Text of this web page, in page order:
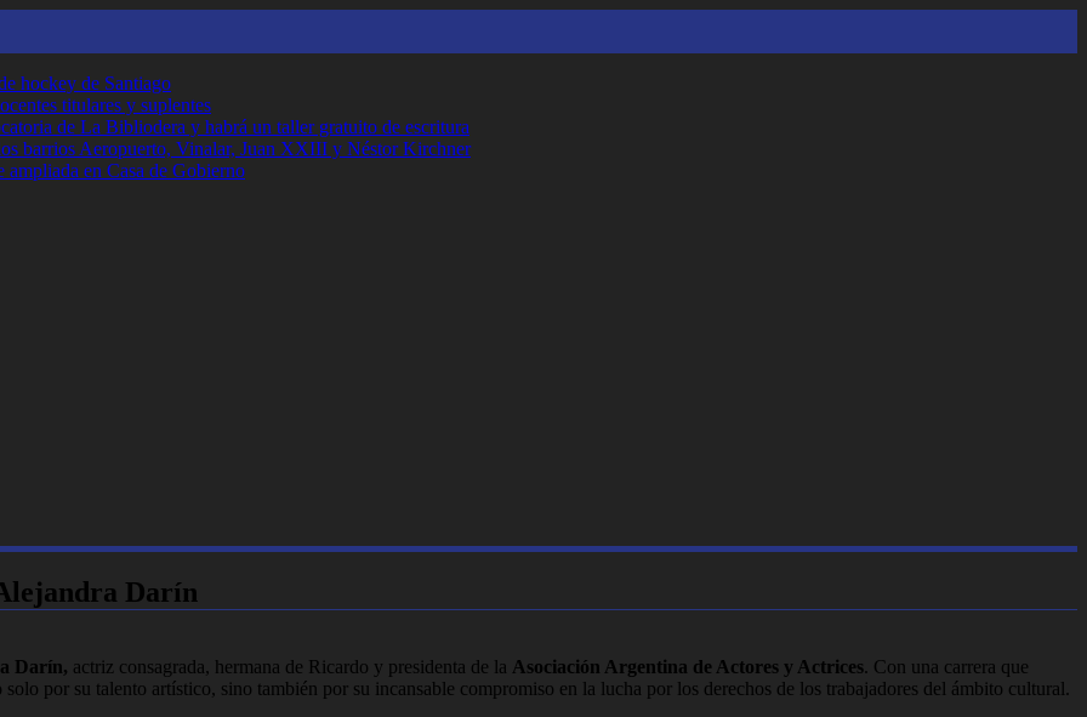
hockey de Santiago
titulares y suplentes
de La Bibliodera y habrá un taller gratuito de escritura
barrios Aeropuerto, Vinalar, Juan XXIII y Néstor Kirchner
en Casa de Gobierno
Darín
Darín, actriz consagrada, hermana de Ricardo y presidenta de la Asociación Argentina de Actores y Actrices. Con una carrera que
por su talento artístico, sino también por su incansable compromiso en la lucha por los derechos de los trabajadores del ámbito cultural.